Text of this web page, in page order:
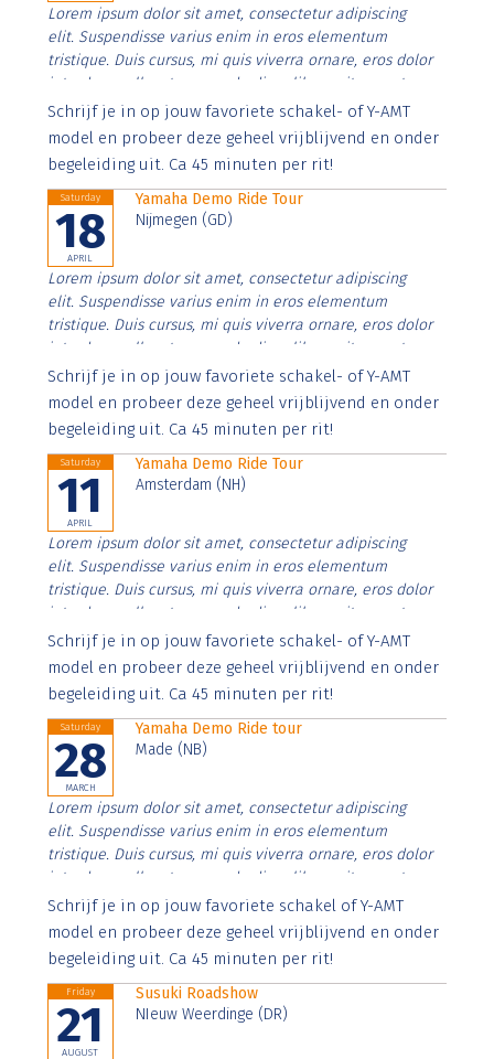
Lorem ipsum dolor sit amet, consectetur adipiscing
elit. Suspendisse varius enim in eros elementum
tristique. Duis cursus, mi quis viverra ornare, eros dolor
interdum nulla, ut commodo diam libero vitae erat.
Aenean faucibus nibh et justo cursus id rutrum lorem
imperdiet. Nunc ut sem vitae risus tristique posuere.
Schrijf je in op jouw favoriete schakel- of Y-AMT
model en probeer deze geheel vrijblijvend en onder
begeleiding uit. Ca 45 minuten per rit!
Saturday
18
APRIL
Yamaha Demo Ride Tour
Nijmegen (GD)
Lorem ipsum dolor sit amet, consectetur adipiscing
elit. Suspendisse varius enim in eros elementum
tristique. Duis cursus, mi quis viverra ornare, eros dolor
interdum nulla, ut commodo diam libero vitae erat.
Aenean faucibus nibh et justo cursus id rutrum lorem
imperdiet. Nunc ut sem vitae risus tristique posuere.
Schrijf je in op jouw favoriete schakel- of Y-AMT
model en probeer deze geheel vrijblijvend en onder
begeleiding uit. Ca 45 minuten per rit!
Saturday
11
APRIL
Yamaha Demo Ride Tour
Amsterdam (NH)
Lorem ipsum dolor sit amet, consectetur adipiscing
elit. Suspendisse varius enim in eros elementum
tristique. Duis cursus, mi quis viverra ornare, eros dolor
interdum nulla, ut commodo diam libero vitae erat.
Aenean faucibus nibh et justo cursus id rutrum lorem
imperdiet. Nunc ut sem vitae risus tristique posuere.
Schrijf je in op jouw favoriete schakel- of Y-AMT
model en probeer deze geheel vrijblijvend en onder
begeleiding uit. Ca 45 minuten per rit!
Saturday
28
MARCH
Yamaha Demo Ride tour
Made (NB)
Lorem ipsum dolor sit amet, consectetur adipiscing
elit. Suspendisse varius enim in eros elementum
tristique. Duis cursus, mi quis viverra ornare, eros dolor
interdum nulla, ut commodo diam libero vitae erat.
Aenean faucibus nibh et justo cursus id rutrum lorem
imperdiet. Nunc ut sem vitae risus tristique posuere.
Schrijf je in op jouw favoriete schakel of Y-AMT
model en probeer deze geheel vrijblijvend en onder
begeleiding uit. Ca 45 minuten per rit!
Friday
21
AUGUST
Susuki Roadshow
NIeuw Weerdinge (DR)